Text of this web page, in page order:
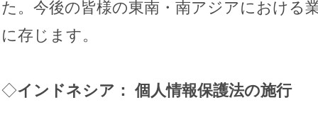
た。今後の皆様の東南・南アジアにおける
に存じます。
◇インドネシア： 個人情報保護法の施行